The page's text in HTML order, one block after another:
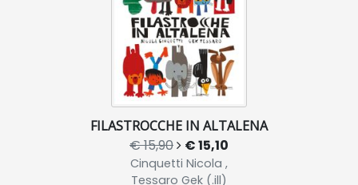
FILASTROCCHE IN ALTALENA
€ 15,90 € 15,10
Cinquetti Nicola ,
Tessaro Gek (.ill)